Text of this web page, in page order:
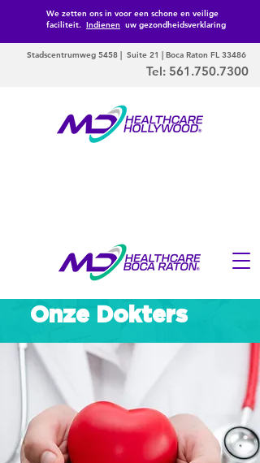
We zetten ons in voor een schone en veilige
faciliteit. Indienen uw gezondheidsverklaring
Stadscentrumweg 5458 | Suite 21 | Boca Raton FL 33486
Tel: 561.750.7300
Onze Dokters